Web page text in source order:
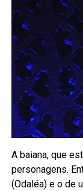
A baiana, que
personagens.
(Odaléa) e o de